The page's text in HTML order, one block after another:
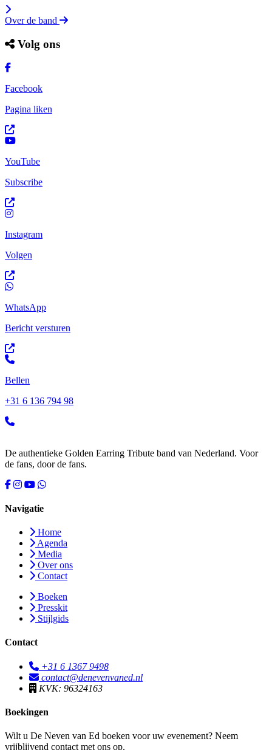
Over de band
Volg ons
Facebook
Pagina liken
YouTube
Subscribe
Instagram
Volgen
WhatsApp
Bericht versturen
Bellen
+31 6 136 794 98
De authentieke Golden Earring Tribute band van Nederland. Voor
de fans, door de fans.
Navigatie
Home
Agenda
Media
Over ons
Contact
Boeken
Presskit
Stijlgids
Contact
+31 6 1367 9498
contact@denevenvaned.nl
KVK: 96324163
Boekingen
Wilt u De Neven van Ed boeken voor uw evenement? Neem
vrijblijvend contact met ons op.